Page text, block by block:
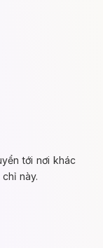
tới nơi khác
này.